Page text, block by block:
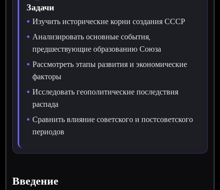
Задачи
Изучить исторические корни создания СССР
Анализировать основные события,
предшествующие образованию Союза
Рассмотреть этапы развития и экономические
факторы
Исследовать геополитические последствия
распада
Сравнить влияние советского и постсоветского
периодов
Введение